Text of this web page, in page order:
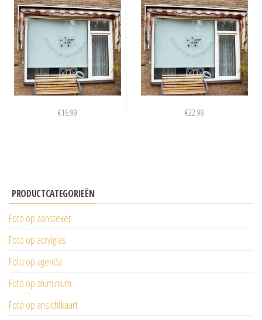
€16.99 €22.99
PRODUCTCATEGORIEËN
Foto op aansteker
Foto op acrylglas
Foto op agenda
Foto op aluminium
Foto op ansichtkaart